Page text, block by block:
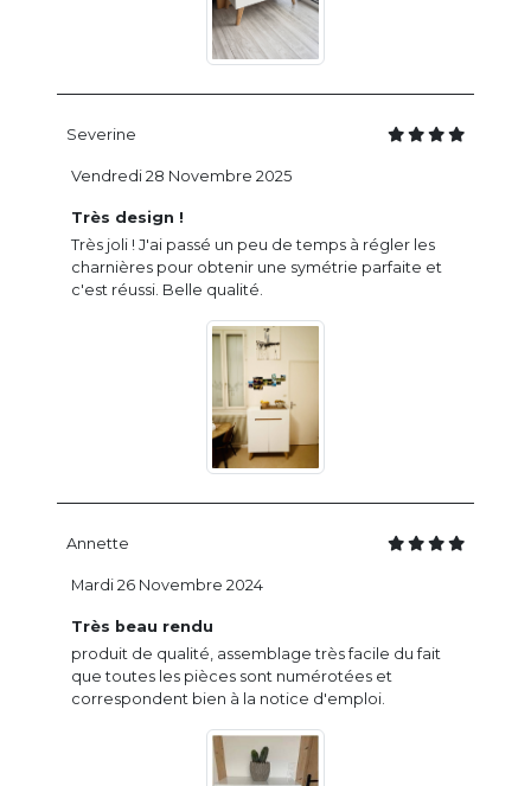
Severine
Très design !
Très joli ! J'ai passé un peu de temps à régler les
charnières pour obtenir une symétrie parfaite et
c'est réussi. Belle qualité.
Vendredi 28 Novembre 2025
Annette
Très beau rendu
produit de qualité, assemblage très facile du fait
que toutes les pièces sont numérotées et
correspondent bien à la notice d'emploi.
Mardi 26 Novembre 2024